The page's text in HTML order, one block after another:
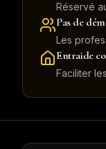
Réservé
Pas de
Les
Entraide
Faciliter